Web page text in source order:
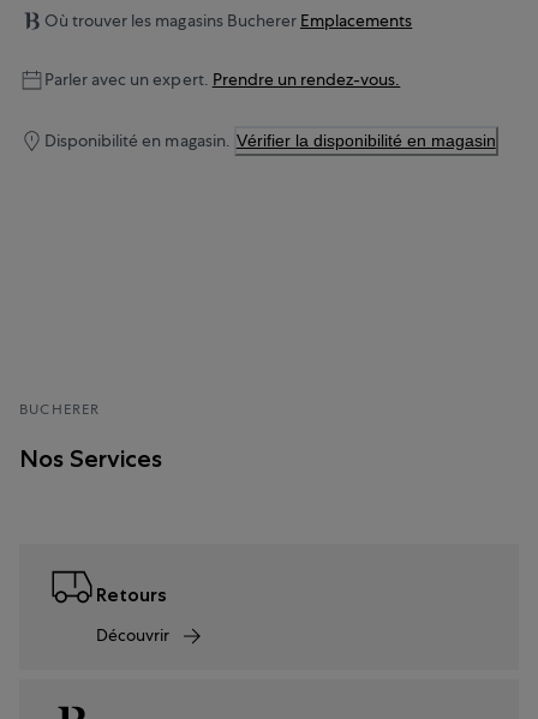
Où trouver les magasins Bucherer Emplacements
Parler avec un expert. Prendre un rendez-vous.
Disponibilité en magasin. Vérifier la disponibilité en magasin
BUCHERER
Nos Services
Retours
Découvrir